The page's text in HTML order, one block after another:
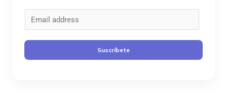
o
r
r
Suscríbete